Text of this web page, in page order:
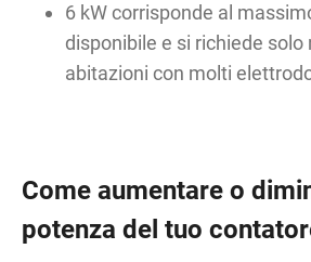
6 kW corrisponde al
disponibile e si richiede solo
abitazioni con molti
Come aumentare o
potenza del tuo